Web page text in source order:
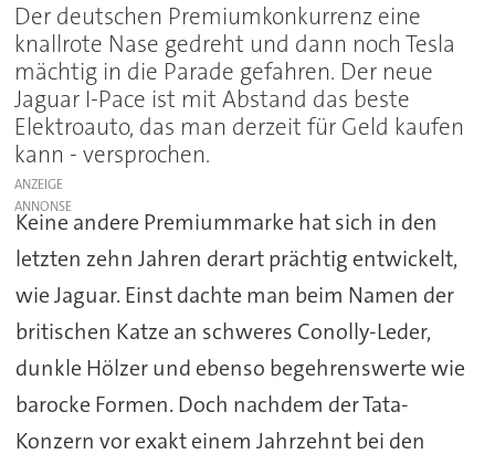
Der deutschen Premiumkonkurrenz eine
knallrote Nase gedreht und dann noch Tesla
mächtig in die Parade gefahren. Der neue
Jaguar I-Pace ist mit Abstand das beste
Elektroauto, das man derzeit für Geld kaufen
kann - versprochen.
ANZEIGE
Keine andere Premiummarke hat sich in den
letzten zehn Jahren derart prächtig entwickelt,
wie Jaguar. Einst dachte man beim Namen der
britischen Katze an schweres Conolly-Leder,
dunkle Hölzer und ebenso begehrenswerte wie
barocke Formen. Doch nachdem der Tata-
Konzern vor exakt einem Jahrzehnt bei den